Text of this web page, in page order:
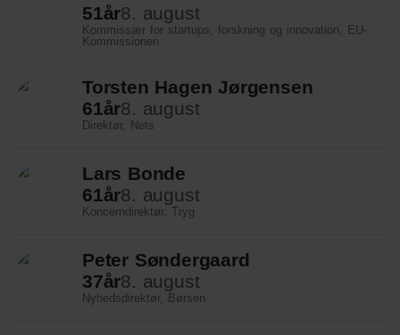
Kommunal
Maritim
Sundhed
Uddannelse
Udvikling
51år8. august
Kommissær for startups, forskning og innovation, EU-
Kommissionen
Torsten Hagen Jørgensen
61år8. august
Direktør, Nets
Lars Bonde
61år8. august
Koncerndirektør, Tryg
Peter Søndergaard
37år8. august
Nyhedsdirektør, Børsen